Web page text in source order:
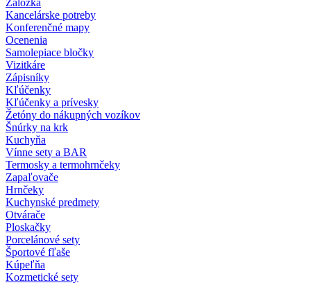
Záložka
Kancelárske potreby
Konferenčné mapy
Ocenenia
Samolepiace bločky
Vizitkáre
Zápisníky
Kľúčenky
Kľúčenky a prívesky
Žetóny do nákupných vozíkov
Šnúrky na krk
Kuchyňa
Vínne sety a BAR
Termosky a termohrnčeky
Zapaľovače
Hrnčeky
Kuchynské predmety
Otvárače
Ploskačky
Porcelánové sety
Športové fľaše
Kúpeľňa
Kozmetické sety